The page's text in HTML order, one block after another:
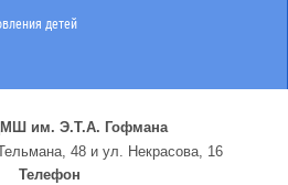
детей
им. Э.Т.А. Гофмана
48 и ул. Некрасова, 16
Телефон